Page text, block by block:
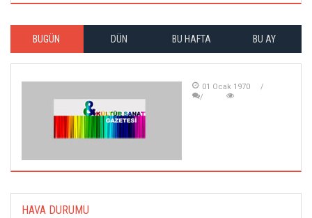
BUGÜN DÜN BU HAFTA BU AY
01 Ocak 1970
HAVA DURUMU